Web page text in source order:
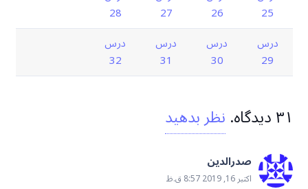
25
26
27
28
درس
29
درس
30
درس
31
درس
32
۳۱دیدگاه.نظر بدهید
صدرالدین
اکتبر 16, 2019 8:57 ق.ظ